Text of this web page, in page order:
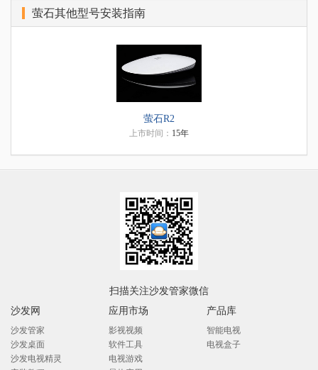
萤石其他型号安装指南
萤石R2
上市时间： 15年
扫描关注沙发管家微信
沙发网
沙发管家
沙发桌面
沙发电视精灵
应用市场
影视视频
软件工具
电视游戏
产品库
智能电视
电视盒子